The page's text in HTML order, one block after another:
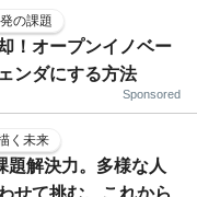
の課題
！オープンイノベー
ンダにする方法
Sponsored
く未来
題解決力。多様な人
せて挑む、これから